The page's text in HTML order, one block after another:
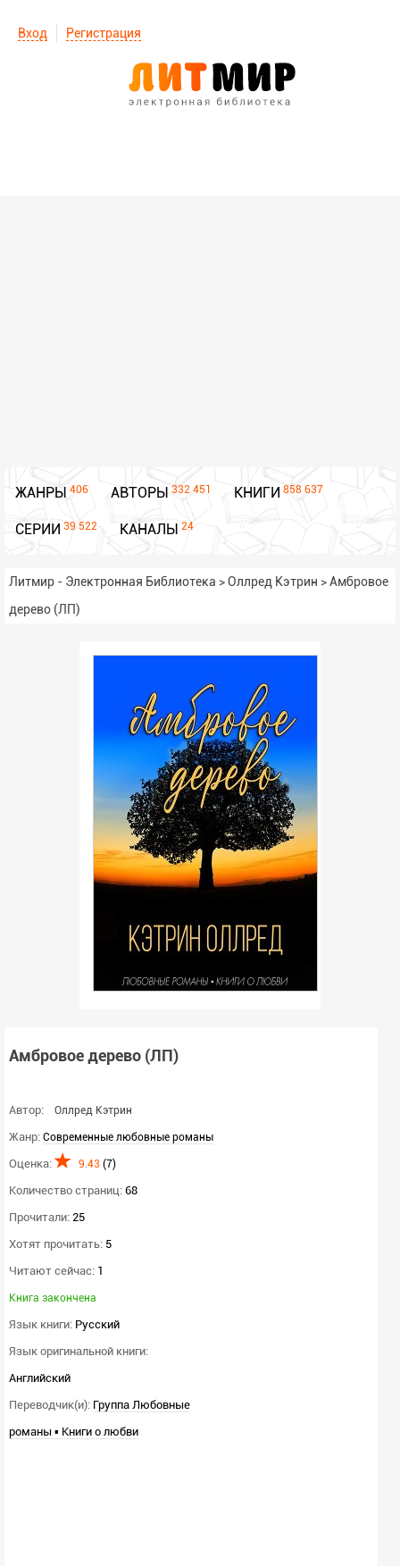
Вход Регистрация
ЖАНРЫ 406 АВТОРЫ 332 451 КНИГИ 858 637
СЕРИИ 39 522 КАНАЛЫ 24
Литмир - Электронная Библиотека >Оллред Кэтрин >Амбровое
дерево (ЛП)
Амбровое дерево (ЛП)
Автор: Оллред Кэтрин
Жанр: Современные любовные романы
Оценка: 9.43 (7)
Количество страниц: 68
Прочитали: 25
Хотят прочитать: 5
Читают сейчас: 1
Книга закончена
Язык книги: Русский
Язык оригинальной книги:
Английский
Переводчик(и): Группа Любовные
романы ▪ Книги о любви